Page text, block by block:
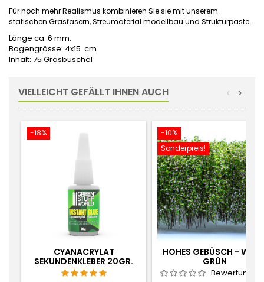
Für noch mehr Realismus kombinieren Sie sie mit unserem
statischen Grasfasern,Streumaterial modellbau und Strukturpaste.
Länge ca. 6 mm.
Bogengrösse: 4x15 cm
Inhalt: 75 Grasbüschel
VIELLEICHT GEFÄLLT IHNEN AUCH >
<
-18%
CYANACRYLAT
SEKUNDENKLEBER 20GR.
-10%
Sonderpreis!
HOHES GEBÜSCH -
GRÜN